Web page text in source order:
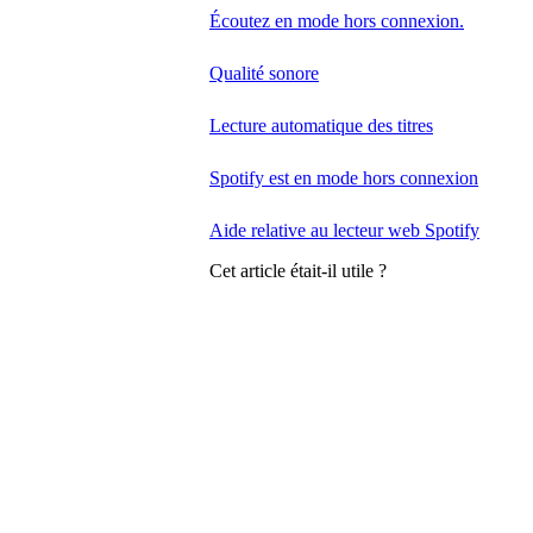
Écoutez en mode hors connexion.
Qualité sonore
Lecture automatique des titres
Spotify est en mode hors connexion
Aide relative au lecteur web Spotify
Cet article était-il utile ?